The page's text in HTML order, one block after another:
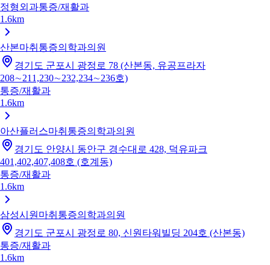
정형외과통증/재활과
1.6km
산본마취통증의학과의원
경기도 군포시 광정로 78 (산본동, 유공프라자
208∼211,230∼232,234∼236호)
통증/재활과
1.6km
아산플러스마취통증의학과의원
경기도 안양시 동안구 경수대로 428, 덕유파크
401,402,407,408호 (호계동)
통증/재활과
1.6km
삼성시원마취통증의학과의원
경기도 군포시 광정로 80, 신원타워빌딩 204호 (산본동)
통증/재활과
1.6km